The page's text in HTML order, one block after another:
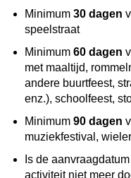
Minimum 30 dagen
speelstraat
Minimum 60 dagen
met maaltijd,
andere buurtfeest,
enz.), schoolfeest,
Minimum 90 dagen
muziekfestival,
Is de
activiteit niet meer